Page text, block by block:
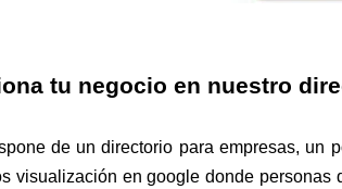
tu negocio en nuestro
de un directorio para empresas, un
visualización en google donde